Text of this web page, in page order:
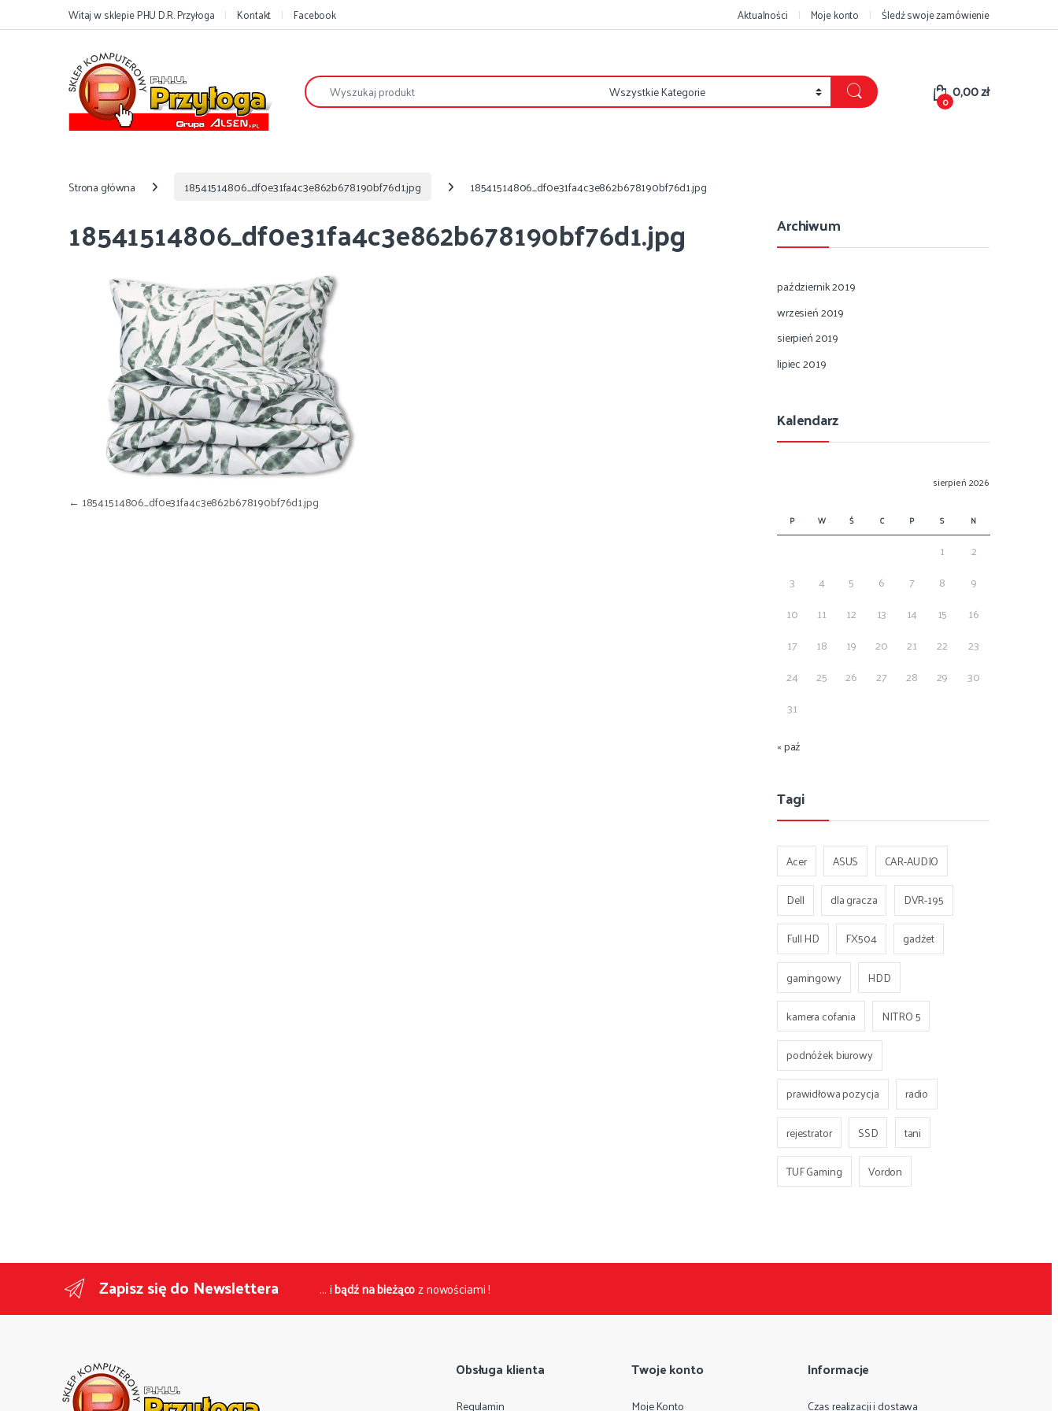
Przejdź do nawigacji
Przejdź do treściWitaj w sklepie PHU D.R. Przyłoga Kontakt Facebook Aktualności Moje konto Śledź swoje zamówienie
Szukaj:
0 0,00zł
Strona główna 18541514806_df0e31fa4c3e862b678190bf76d1.jpg 18541514806_df0e31fa4c3e862b678190bf76d1.jpg
18541514806_df0e31fa4c3e862b678190bf76d1.jpg
Nawigacja wpisu
← 18541514806_df0e31fa4c3e862b678190bf76d1.jpg
Archiwum
październik 2019
wrzesień 2019
sierpień 2019
lipiec 2019
Kalendarz
sierpień 2026
P W Ś C P S N
1
2
3
4 5 6 7 8
9
10
11 12 13 14 15
16
17
18 19 20 21 22
23
24
25 26 27 28 29
30
31
« paź
Tagi
Acer ASUS
CAR-AUDIO
Dell
dla gracza
DVR-195
Full HD
FX504
gadżet
gamingowy
HDD
kamera cofania
NITRO 5
podnóżek biurowy
prawidłowa pozycja
radio
rejestrator
SSD
tani
TUF Gaming
Vordon
Zapisz się do Newslettera ... ibądź na bieżącoz nowościami !
Obsługa klienta
Regulamin
Twoje konto
Moje Konto
Informacje
Czas realizacji i dostawa